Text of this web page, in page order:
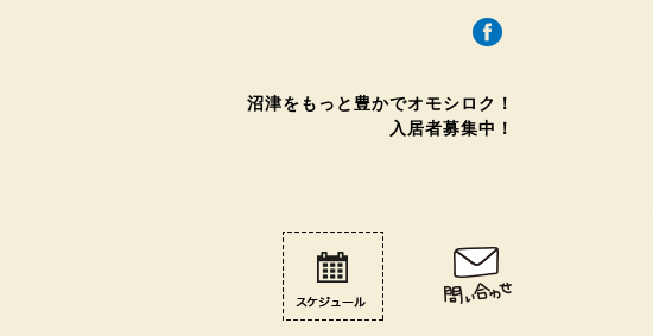
沼津をもっと豊かでオモシロク！
入居者募集中！